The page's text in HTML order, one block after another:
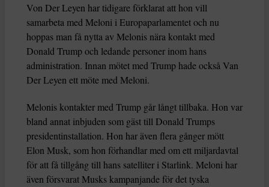
Von Der Leyen har tidigare förklarat att hon vill
samarbeta med Meloni i Europaparlamentet och nu
hoppas man få nytta av Melonis nära kontakt med
Donald Trump och ledande personer inom hans
administration. Innan mötet med Trump hade också Van
Der Leyen ett möte med Meloni.
Melonis kontakter med Trump går långt tillbaka. Hon var
bland annat inbjuden som gäst till Donald Trumps
presidentinstallation. Hon har även flera gånger mött
Elon Musk, som hon förhandlar med om ett miljardavtal
för att få tillgång till hans satelliter i Starlink. Meloni har
även försvarat Musks kampanjande för det tyska